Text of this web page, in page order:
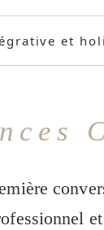
et